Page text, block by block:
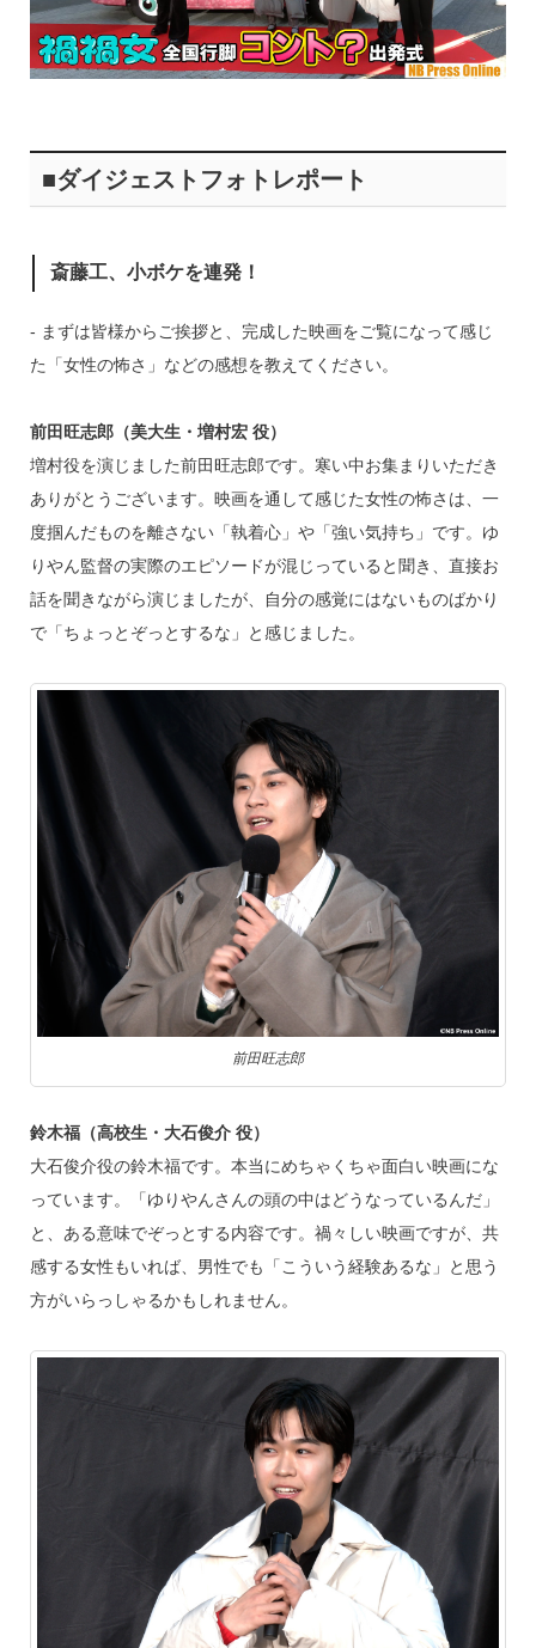
■ダイジェストフォトレポート
斎藤工、小ボケを連発！
‐ まずは皆様からご挨拶と、完成した映画をご覧になって感じ
た「女性の怖さ」などの感想を教えてください。
前田旺志郎（美大生・増村宏 役）
増村役を演じました前田旺志郎です。寒い中お集まりいただき
ありがとうございます。映画を通して感じた女性の怖さは、一
度掴んだものを離さない「執着心」や「強い気持ち」です。ゆ
りやん監督の実際のエピソードが混じっていると聞き、直接お
話を聞きながら演じましたが、自分の感覚にはないものばかり
で「ちょっとぞっとするな」と感じました。
前田旺志郎
鈴木福（高校生・大石俊介 役）
大石俊介役の鈴木福です。本当にめちゃくちゃ面白い映画にな
っています。「ゆりやんさんの頭の中はどうなっているんだ」
と、ある意味でぞっとする内容です。禍々しい映画ですが、共
感する女性もいれば、男性でも「こういう経験あるな」と思う
方がいらっしゃるかもしれません。